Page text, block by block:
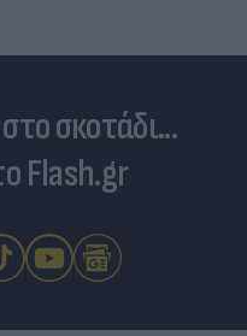
σκοτάδι...
Flash.gr